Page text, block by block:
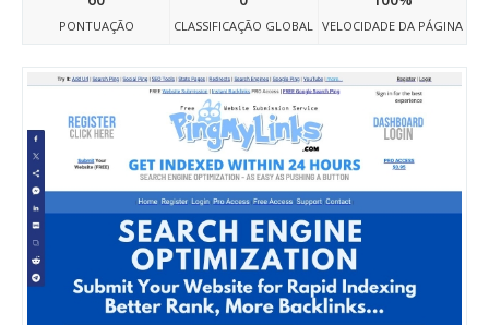
PONTUAÇÃO CLASSIFICAÇÃO GLOBAL VELOCIDADE DA PÁGINA